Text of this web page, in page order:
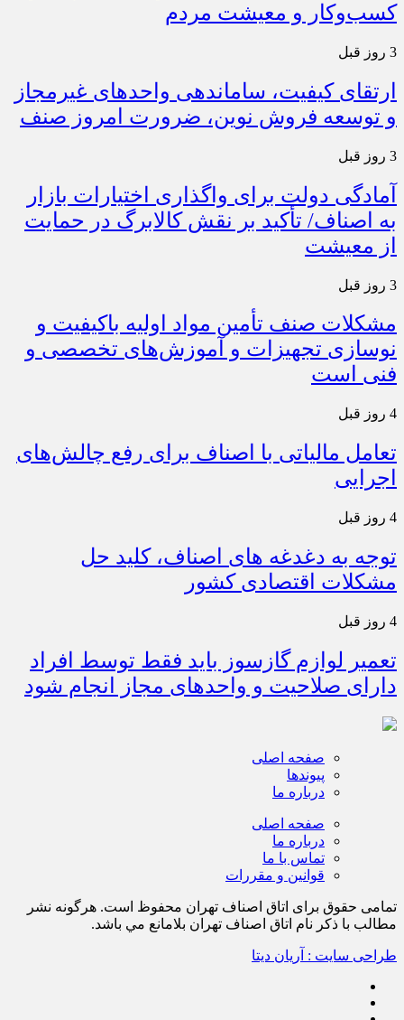
کسب‌وکار و معیشت مردم
3 روز قبل
ارتقای کیفیت، ساماندهی واحدهای غیرمجاز
و توسعه فروش نوین، ضرورت امروز صنف
3 روز قبل
آمادگی دولت برای واگذاری اختیارات بازار
به اصناف/ تأکید بر نقش کالابرگ در حمایت
از معیشت
3 روز قبل
مشکلات صنف تأمین مواد اولیه باکیفیت و
نوسازی تجهیزات و آموزش‌های تخصصی و
فنی است
4 روز قبل
تعامل مالیاتی با اصناف برای رفع چالش‌های
اجرایی
4 روز قبل
توجه به دغدغه های اصناف، کلید حل
مشکلات اقتصادی کشور
4 روز قبل
تعمیر لوازم گازسوز باید فقط توسط افراد
دارای صلاحیت و واحدهای مجاز انجام شود
صفحه اصلی
پیوندها
درباره ما
صفحه اصلی
درباره ما
تماس با ما
قوانین و مقررات
تمامی حقوق برای اتاق اصناف تهران محفوظ است. هرگونه نشر
مطالب با ذكر نام اتاق اصناف تهران بلامانع مي باشد.
طراحی سایت : آریان دیتا